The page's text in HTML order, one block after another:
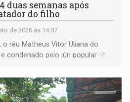
duas semanas após
do filho
de 2026 às 14:07
o réu Matheus Vitor Uliana do
condenado pelo júri popular